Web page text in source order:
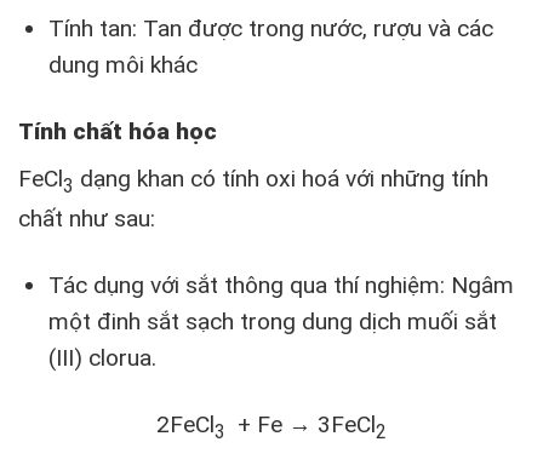
Tính tan: Tan được trong nước, rượu và các
dung môi khác
Tính chất hóa học
FeCl3 dạng khan có tính oxi hoá với những tính
chất như sau:
Tác dụng với sắt thông qua thí nghiệm: Ngâm
một đinh sắt sạch trong dung dịch muối sắt
(III) clorua.
2FeCl3 + Fe → 3FeCl2